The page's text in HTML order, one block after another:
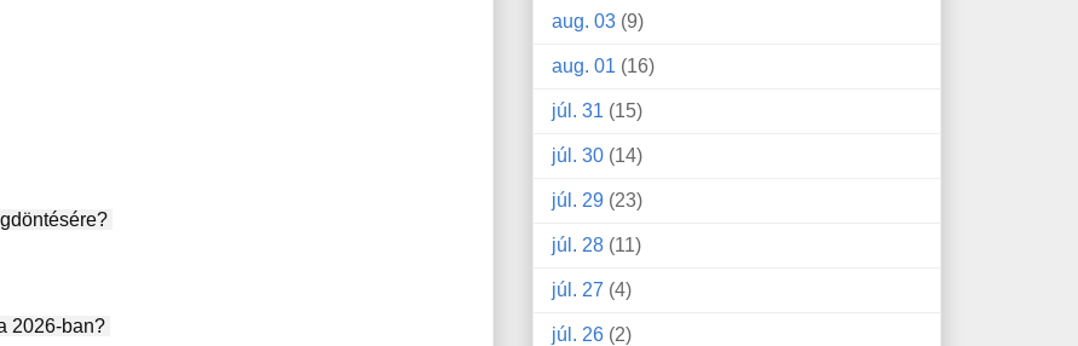
aug. 03 (9)
aug. 01 (16)
júl. 31 (15)
júl. 30 (14)
júl. 29 (23)
júl. 28 (11)
júl. 27 (4)
júl. 26 (2)